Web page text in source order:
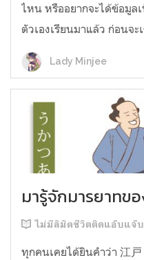
ไหน หรืออยากจะได้ข้อมูล
ตัวเองเรียนมาแล้ว ก่อนจะ
Lady Minjee
มารู้จักมารยาทขอ
ไม่มีลิมิตชีวิตติดแอ๊บแจ๊บ
ทุกคนเคยได้ยินคำว่า 江